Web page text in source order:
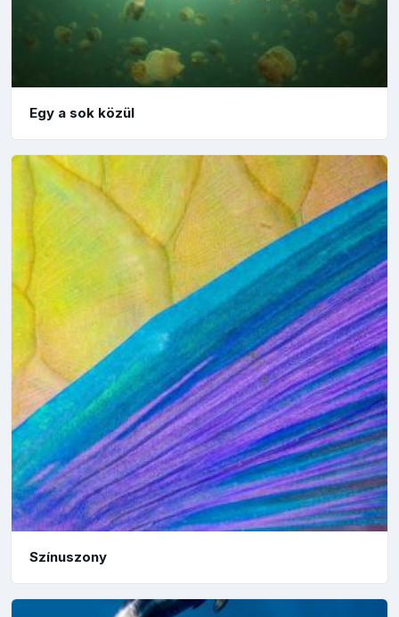
Egy a sok közül
Színuszony